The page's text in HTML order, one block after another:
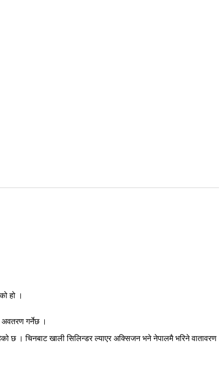
हो ।
अवतरण गर्नेछ ।
छ । चिनबाट खाली सिलिन्डर ल्याएर अक्सिजन भने नेपालमै भरिने वातावरण